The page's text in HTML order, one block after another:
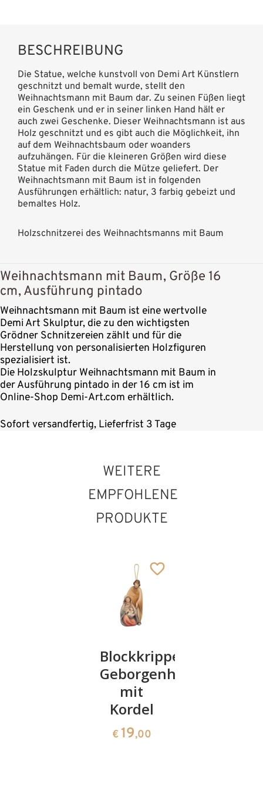
BESCHREIBUNG
Die Statue, welche kunstvoll von Demi Art Künstlern
geschnitzt und bemalt wurde, stellt den
Weihnachtsmann mit Baum dar. Zu seinen Füßen liegt
ein Geschenk und er in seiner linken Hand hält er
auch zwei Geschenke. Dieser Weihnachtsmann ist aus
Holz geschnitzt und es gibt auch die Möglichkeit, ihn
auf dem Weihnachtsbaum oder woanders
aufzuhängen. Für die kleineren Größen wird diese
Statue mit Faden durch die Mütze geliefert. Der
Weihnachtsmann mit Baum ist in folgenden
Ausführungen erhältlich: natur, 3 farbig gebeizt und
bemaltes Holz.
Holzschnitzerei des Weihnachtsmanns mit Baum
Weihnachtsmann mit Baum, Größe 16
cm, Ausführung pintado
Weihnachtsmann mit Baum ist eine wertvolle
Demi Art Skulptur, die zu den wichtigsten
Grödner Schnitzereien zählt und für die
Herstellung von personalisierten Holzfiguren
spezialisiert ist.
Die Holzskulptur Weihnachtsmann mit Baum in
der Ausführung pintado in der 16 cm ist im
Online-Shop Demi-Art.com erhältlich.
Sofort versandfertig, Lieferfrist 3 Tage
WEITERE
EMPFOHLENE
PRODUKTE
Blockkrippe
Geborgenheit
mit
Kordel
€ 19,00